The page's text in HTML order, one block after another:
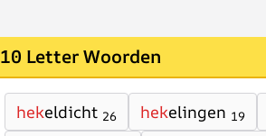
10 Letter Woorden
hekeldicht 26 hekelingen 19